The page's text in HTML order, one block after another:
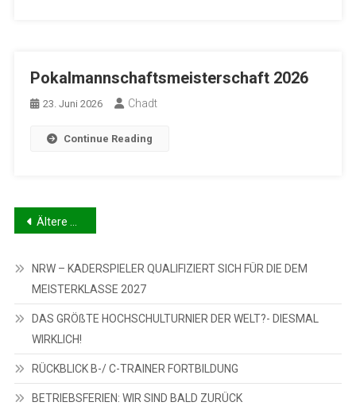
Pokalmannschaftsmeisterschaft 2026
23. Juni 2026 Chadt
Continue Reading
Beitragsnavigation
Ältere Beiträge
NRW – KADERSPIELER QUALIFIZIERT SICH FÜR DIE DEM
MEISTERKLASSE 2027
DAS GRÖßTE HOCHSCHULTURNIER DER WELT?- DIESMAL
WIRKLICH!
RÜCKBLICK B-/ C-TRAINER FORTBILDUNG
BETRIEBSFERIEN: WIR SIND BALD ZURÜCK